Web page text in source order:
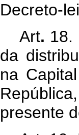
Decreto-
Art. 18.
da
na
presente